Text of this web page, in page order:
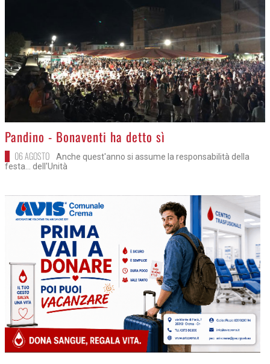
>
Pandino - Bonaventi ha detto sì
06 AGOSTO
Anche quest'anno si assume la responsabilità della
festa... dell'Unità